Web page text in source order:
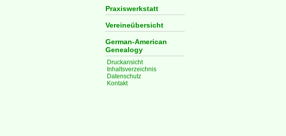
Praxiswerkstatt
Vereineübersicht
German-American
Genealogy
Druckansicht
Inhaltsverzeichnis
Datenschutz
Kontakt